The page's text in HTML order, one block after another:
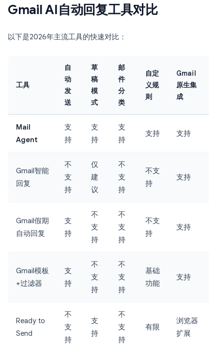
Gmail AI自动回复工具对比
以下是2026年主流工具的快速对比：
工具
自
动
发
送
草
稿
模
式
邮
件
分
类
自定
义规
则
Gmail
原生集
成
Mail
Agent
支
持
支
持
支
持
支持 支持
Gmail智能
回复
不
支
持
仅
建
议
不
支
持
不支
持
支持
Gmail假期
自动回复
支
持
不
支
持
不
支
持
不支
持
支持
Gmail模板
+过滤器
支
持
不
支
持
不
支
持
基础
功能
支持
Ready to
Send
不
支
持
支
持
不
支
持
有限
浏览器
扩展